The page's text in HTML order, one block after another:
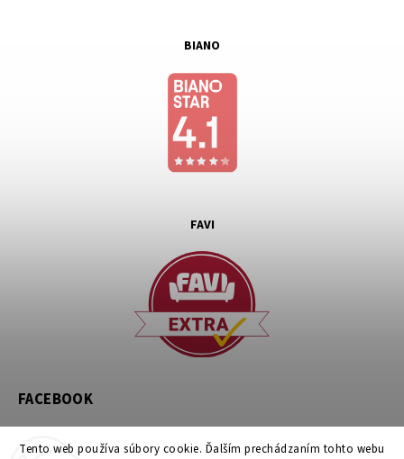
Tento web používa súbory cookie. Ďalším prechádzaním tohto webu
BIANO
FAVI
FACEBOOK